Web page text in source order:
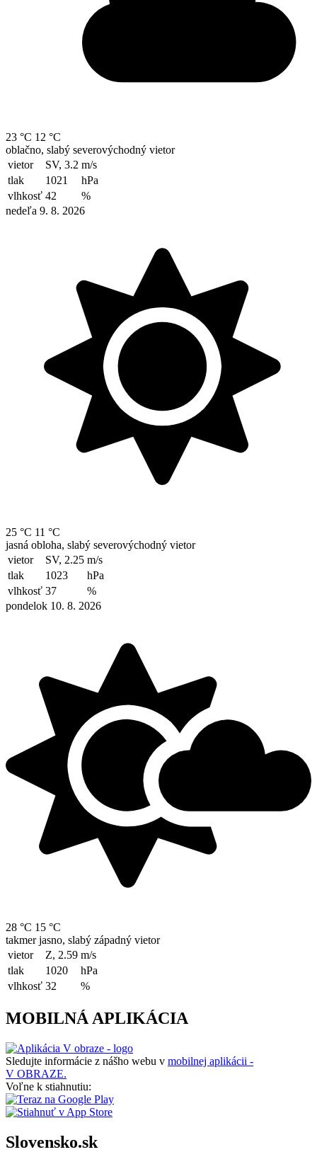
23 °C 12 °C
oblačno, slabý severovýchodný vietor
vietor
SV, 3.2 m/s
tlak
1021
hPa
vlhkosť 42
%
nedeľa 9. 8. 2026
25 °C 11 °C
jasná obloha, slabý severovýchodný vietor
vietor
SV, 2.25 m/s
tlak
1023
hPa
vlhkosť 37
%
pondelok 10. 8. 2026
28 °C 15 °C
takmer jasno, slabý západný vietor
vietor
Z, 2.59 m/s
tlak
1020
hPa
vlhkosť 32 %
MOBILNÁ APLIKÁCIA
Sledujte informácie z nášho webu v mobilnej aplikácii -
V OBRAZE.
Voľne k stiahnutiu:
Slovensko.sk